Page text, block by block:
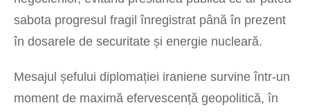
sabota progresul fragil înregistrat până în prezent
în dosarele de securitate și energie nucleară.
Mesajul șefului diplomației iraniene survine într-un
moment de maximă efervescență geopolitică, în